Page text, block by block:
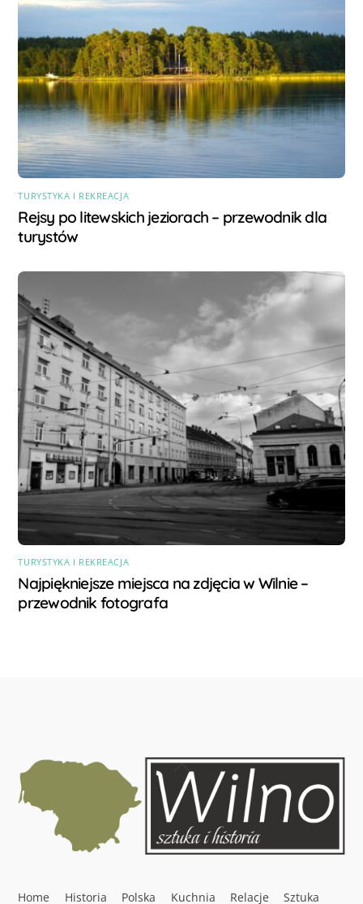
TURYSTYKA I REKREACJA
Rejsy po litewskich jeziorach – przewodnik dla
turystów
TURYSTYKA I REKREACJA
Najpiękniejsze miejsca na zdjęcia w Wilnie –
przewodnik fotografa
Back
To
Top
Home Historia Polska Kuchnia Relacje Sztuka